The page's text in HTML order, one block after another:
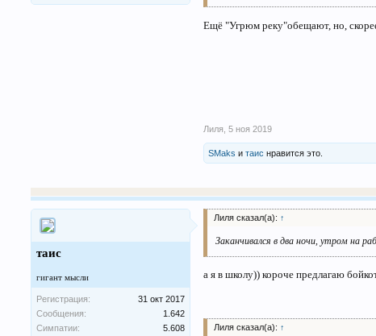
Ещё "Угрюм реку"обещают, но, скорее
Лиля 5 ноя 2019
SMaks итаис нравится это.
таис
гигант мысли
Регистрация:
31 окт 2017
Сообщения:
1.642
Симпатии:
5.608
Лиля сказал(а): ↑
Заканчивался в два ночи, утром на
а я в школу)) короче предлагаю
Лиля сказал(а): ↑